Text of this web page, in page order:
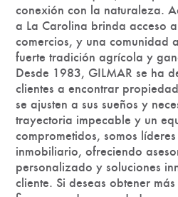
conexión con la naturaleza.
a La Carolina brinda acceso
comercios, y una comunidad
fuerte tradición agrícola y
Desde 1983, GILMAR se ha
clientes a encontrar
se ajusten a sus sueños y
trayectoria impecable y un
comprometidos, somos
inmobiliario, ofreciendo
personalizado y soluciones
cliente. Si deseas obtener